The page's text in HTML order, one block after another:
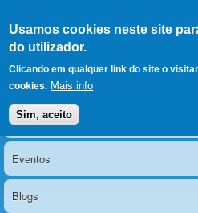
Usamos cookies neste site
do utilizador.
Clicando em qualquer link do site o
cookies. Mais info
Sim, aceito
O portal da
Menu principal
Notícias
Eventos
Blogs